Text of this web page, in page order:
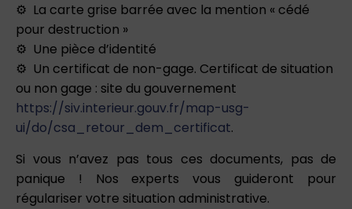
La carte grise barrée avec la mention « cédé
pour destruction »
Une pièce d’identité
Un certificat de non-gage. Certificat de situation
ou non gage : site du gouvernement
https://siv.interieur.gouv.fr/map-usg-
ui/do/csa_retour_dem_certificat.
Si vous n’avez pas tous ces documents, pas de
panique ! Nos experts vous guideront pour
régulariser votre situation administrative.